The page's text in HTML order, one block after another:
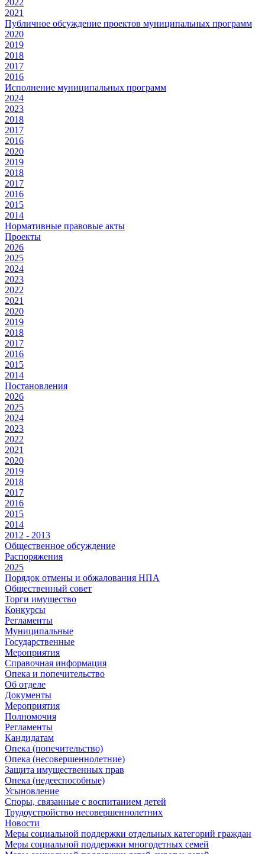
2022
2021
Публичное обсуждение проектов муниципальных программ
2020
2019
2018
2017
2016
Исполнение муниципальных программ
2024
2023
2018
2017
2016
2020
2019
2018
2017
2016
2015
2014
Нормативные правовые акты
Проекты
2026
2025
2024
2023
2022
2021
2020
2019
2018
2017
2016
2015
2014
Постановления
2026
2025
2024
2023
2022
2021
2020
2019
2018
2017
2016
2015
2014
2012 - 2013
Общественное обсуждение
Распоряжения
2025
Порядок отмены и обжалования НПА
Общественный совет
Торги имущество
Конкурсы
Регламенты
Муниципальные
Государственные
Мероприятия
Справочная информация
Опека и попечительство
Об отделе
Документы
Мероприятия
Полномочия
Регламенты
Кандидатам
Опека (попечительство)
Опека (несовершеннолетние)
Защита имущественных прав
Опека (недееспособные)
Усыновление
Споры, связанные с воспитанием детей
Трудоустройство несовершеннолетних
Новости
Меры социальной поддержки отдельных категорий граждан
Меры социальной поддержки многодетных семей